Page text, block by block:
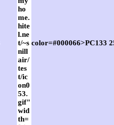
ho
me.
hite
l.ne
t/~s
nill
air/
tes
t/ic
on0
53.
gif"
wid
th=
color=#000066>PC133